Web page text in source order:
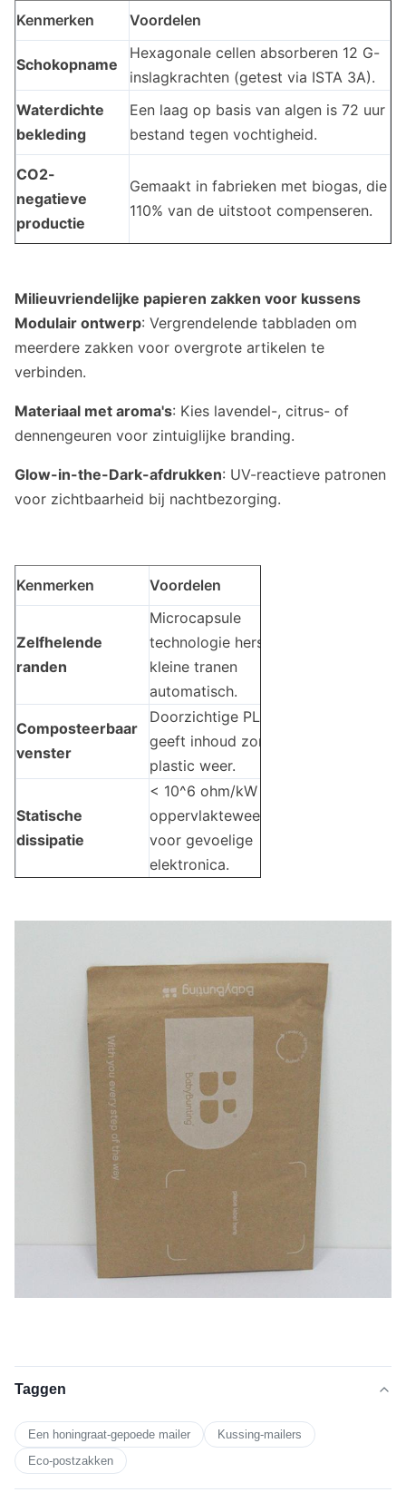
Kenmerken Voordelen
Schokopname
Hexagonale cellen absorberen 12 G-
inslagkrachten (getest via ISTA 3A).
Waterdichte
bekleding
Een laag op basis van algen is 72 uur
bestand tegen vochtigheid.
CO2-
negatieve
productie
Gemaakt in fabrieken met biogas, die
110% van de uitstoot compenseren.
Milieuvriendelijke papieren zakken voor kussens
Modulair ontwerp: Vergrendelende tabbladen om
meerdere zakken voor overgrote artikelen te
verbinden.
Materiaal met aroma's: Kies lavendel-, citrus- of
dennengeuren voor zintuiglijke branding.
Glow-in-the-Dark-afdrukken: UV-reactieve patronen
voor zichtbaarheid bij nachtbezorging.
Kenmerken Voordelen
Zelfhelende
randen
Microcapsule
technologie herstelt
kleine tranen
automatisch.
Composteerbaar
venster
Doorzichtige PLA-film
geeft inhoud zonder
plastic weer.
Statische
dissipatie
< 10^6 ohm/kW
oppervlakteweerstand
voor gevoelige
elektronica.
Taggen
Een honingraat-gepoede mailer
Kussing-mailers
Eco-postzakken